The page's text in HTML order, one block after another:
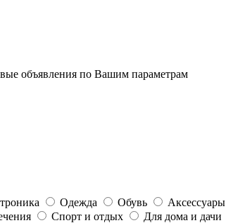
объявления по Вашим параметрам
Одежда Обувь Аксессуары
Спорт и отдых Для дома и дачи